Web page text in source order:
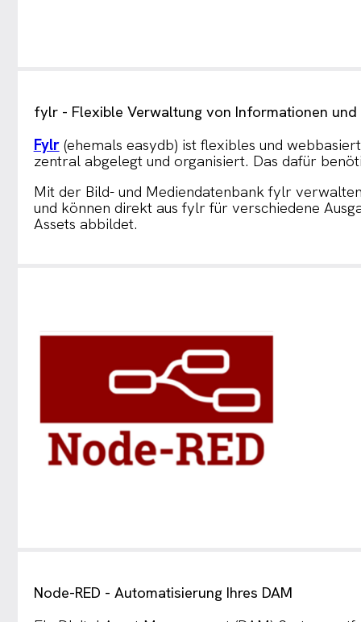
fylr - Flexible Verwaltung von Informationen und
Fylr(ehemals easydb) ist flexibles und
zentral abgelegt und organisiert. Das dafür
Mit der Bild- und Mediendatenbank fylr
und können direkt aus fylr für verschiedene
Assets abbildet.
Node-RED - Automatisierung Ihres DAM